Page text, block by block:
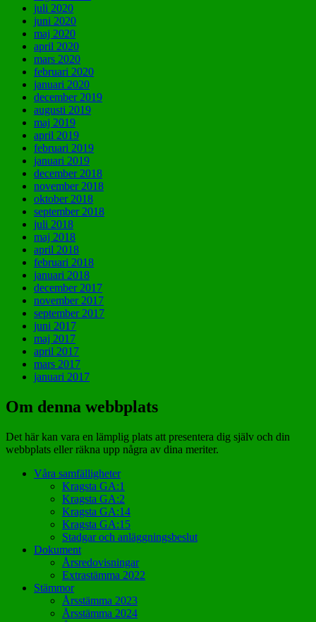
juli 2020
juni 2020
maj 2020
april 2020
mars 2020
februari 2020
januari 2020
december 2019
augusti 2019
maj 2019
april 2019
februari 2019
januari 2019
december 2018
november 2018
oktober 2018
september 2018
juli 2018
maj 2018
april 2018
februari 2018
januari 2018
december 2017
november 2017
september 2017
juni 2017
maj 2017
april 2017
mars 2017
januari 2017
Om denna webbplats
Det här kan vara en lämplig plats att presentera dig själv och din
webbplats eller räkna upp några av dina meriter.
Våra samfälligheter
Kragsta GA:1
Kragsta GA:2
Kragsta GA:14
Kragsta GA:15
Stadgar och anläggningsbeslut
Dokument
Årsredovisningar
Extrastämma 2022
Stämmor
Årsstämma 2023
Årsstämma 2024